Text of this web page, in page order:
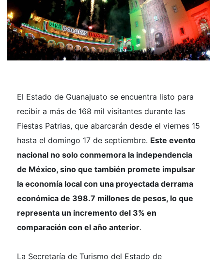
El Estado de Guanajuato se encuentra listo para
recibir a más de 168 mil visitantes durante las
Fiestas Patrias, que abarcarán desde el viernes 15
hasta el domingo 17 de septiembre. Este evento
nacional no solo conmemora la independencia
de México, sino que también promete impulsar
la economía local con una proyectada derrama
económica de 398.7 millones de pesos, lo que
representa un incremento del 3% en
comparación con el año anterior.
La Secretaría de Turismo del Estado de